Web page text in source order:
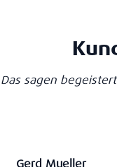
Das sagen
Gerd Mueller